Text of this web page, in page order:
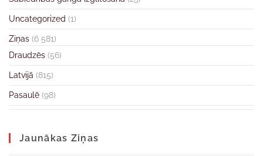
Uncategorized (1)
Ziņas (6 581)
Draudzēs (56)
Latvijā (815)
Pasaulē (98)
Jaunākas Ziņas